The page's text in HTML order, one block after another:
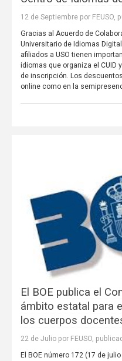
12 de Septiembre por FEUSO,
Gracias al Acuerdo de
Universitario de Idiomas
afiliados a USO tienen
idiomas que organiza el CUID
de inscripción. Los
online como en la
El BOE publica el
ámbito estatal para
los cuerpos
22 de Julio por FEUSO,
El BOE número 172 (17 de